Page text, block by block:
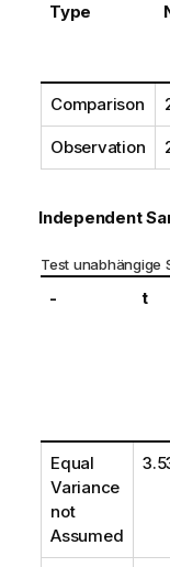
Type
Comparison
Observation
Independent
Test unabhängige
- t
Equal
Variance
not
Assumed